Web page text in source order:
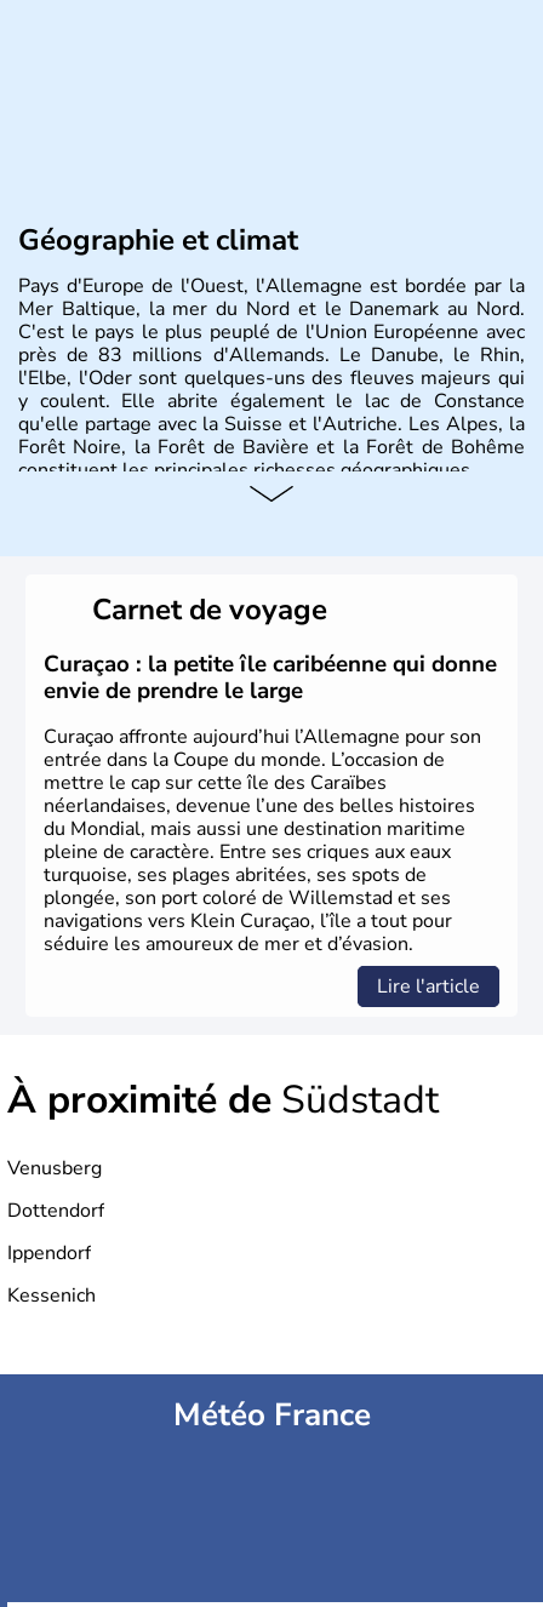
Géographie et climat
Pays d'Europe de l'Ouest, l'Allemagne est bordée par la
Mer Baltique, la mer du Nord et le Danemark au Nord.
C'est le pays le plus peuplé de l'Union Européenne avec
près de 83 millions d'Allemands. Le Danube, le Rhin,
l'Elbe, l'Oder sont quelques-uns des fleuves majeurs qui
y coulent. Elle abrite également le lac de Constance
qu'elle partage avec la Suisse et l'Autriche. Les Alpes, la
Forêt Noire, la Forêt de Bavière et la Forêt de Bohême
constituent les principales richesses géographiques.
lesquelles bénéficient d'une grande autonomie. Le pays
peut se targuer de grands noms qu'il a vu naître dans tous
les domaines, des arts à la politique en passant par la
philosophie. Hertz, Gutenberg, Heidegger, Thomas Mann,
Herman Hesse ou bien Hegel en font partie.
Carnet de voyage
Curaçao : la petite île caribéenne qui donne
envie de prendre le large
Curaçao affronte aujourd’hui l’Allemagne pour son
entrée dans la Coupe du monde. L’occasion de
mettre le cap sur cette île des Caraïbes
néerlandaises, devenue l’une des belles histoires
du Mondial, mais aussi une destination maritime
pleine de caractère. Entre ses criques aux eaux
turquoise, ses plages abritées, ses spots de
plongée, son port coloré de Willemstad et ses
navigations vers Klein Curaçao, l’île a tout pour
séduire les amoureux de mer et d’évasion.
Lire l'article
À proximité de Südstadt
Venusberg
Dottendorf
Ippendorf
Kessenich
Météo France